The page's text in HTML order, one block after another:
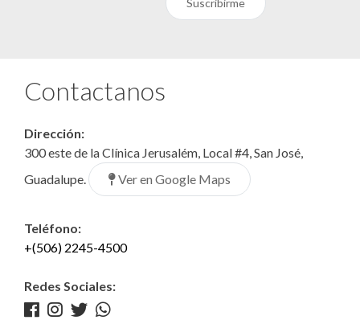
Suscribirme
Contactanos
Dirección:
300 este de la Clínica Jerusalém, Local #4, San José,
Guadalupe.
Ver en Google Maps
Teléfono:
+(506) 2245-4500
Redes Sociales: